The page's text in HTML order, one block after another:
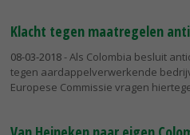
Klacht tegen maatregelen
08-03-2018- Als Colombia besluit
tegen aardappelverwerkende
Europese Commissie vragen